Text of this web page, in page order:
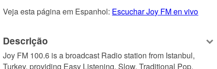
Veja esta página em Espanhol: Escuchar Joy FM en vivo
Descrição
Joy FM 100.6 is a broadcast Radio station from Istanbul,
Turkey, providing Easy Listening, Slow, Traditional Pop,